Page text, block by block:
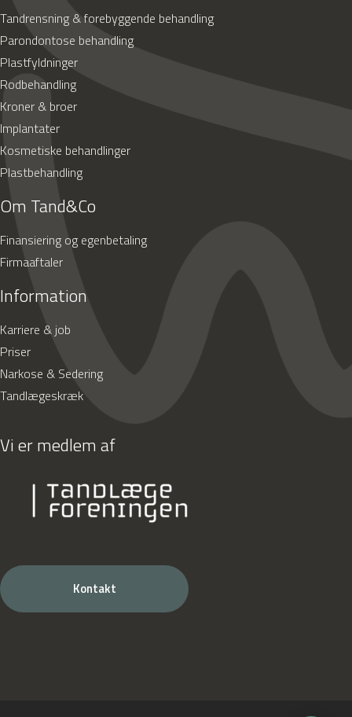
Tandrensning & forebyggende behandling
Parondontose behandling
Plastfyldninger
Rodbehandling
Kroner & broer
Implantater
Kosmetiske behandlinger
Plastbehandling
Om Tand&Co
Finansiering og egenbetaling
Firmaaftaler
Information
Karriere & job
Priser
Narkose & Sedering
Tandlægeskræk
Vi er medlem af
Kontakt